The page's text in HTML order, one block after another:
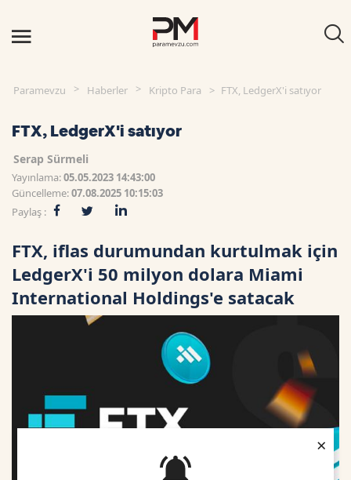
×
Paramevzu Haberler Kripto Para FTX, LedgerX'i satıyor
FTX, LedgerX'i satıyor
Serap Sürmeli
Yayınlama:05.05.2023 14:43:00
Güncelleme:07.08.2025 10:15:03
Paylaş :
FTX, iflas durumundan kurtulmak için
LedgerX'i 50 milyon dolara Miami
International Holdings'e satacak